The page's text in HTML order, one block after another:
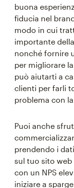
buona
fiducia nel
modo in cui
importante
nonché fornire
per migliorare
può aiutarti a
clienti per farli
problema con
Puoi anche
prendendo i
sul tuo sito web
con un NPS
iniziare a